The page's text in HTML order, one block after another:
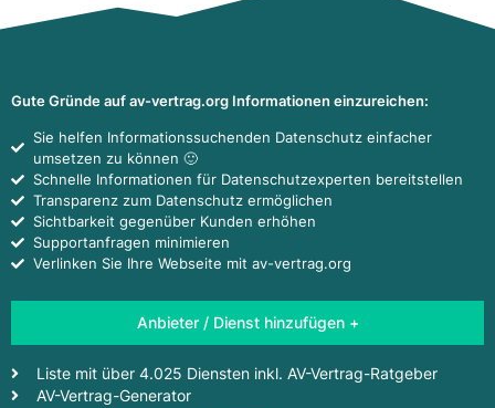
Gute Gründe auf av-vertrag.org Informationen einzureichen:
Sie helfen Informationssuchenden Datenschutz einfacher
umsetzen zu können 🙂
Schnelle Informationen für Datenschutzexperten bereitstellen
Transparenz zum Datenschutz ermöglichen
Sichtbarkeit gegenüber Kunden erhöhen
Supportanfragen minimieren
Verlinken Sie Ihre Webseite mit av-vertrag.org
Anbieter / Dienst hinzufügen +
Liste mit über 4.025 Diensten inkl. AV-Vertrag-Ratgeber
AV-Vertrag-Generator